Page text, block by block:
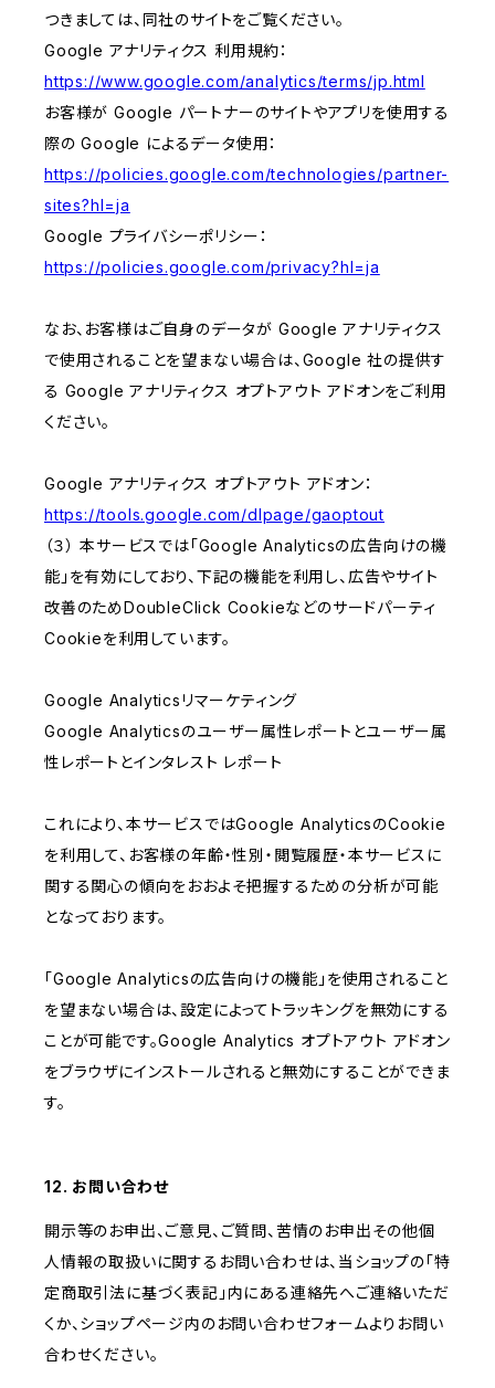
つきましては、同社のサイトをご覧ください。
Google アナリティクス 利用規約：
https://www.google.com/analytics/terms/jp.html
お客様が Google パートナーのサイトやアプリを使用する
際の Google によるデータ使用：
https://policies.google.com/technologies/partner-
sites?hl=ja
Google プライバシーポリシー：
https://policies.google.com/privacy?hl=ja
なお、お客様はご自身のデータが Google アナリティクス
で使用されることを望まない場合は、Google 社の提供す
る Google アナリティクス オプトアウト アドオンをご利用
ください。
Google アナリティクス オプトアウト アドオン：
https://tools.google.com/dlpage/gaoptout
（３） 本サービスでは「Google Analyticsの広告向けの機
能」を有効にしており、下記の機能を利用し、広告やサイト
改善のためDoubleClick Cookieなどのサードパーティ
Cookieを利用しています。
Google Analyticsリマーケティング
Google Analyticsのユーザー属性レポートとユーザー属
性レポートとインタレスト レポート
これにより、本サービスではGoogle AnalyticsのCookie
を利用して、お客様の年齢・性別・閲覧履歴・本サービスに
関する関心の傾向をおおよそ把握するための分析が可能
となっております。
「Google Analyticsの広告向けの機能」を使用されること
を望まない場合は、設定によってトラッキングを無効にする
ことが可能です。Google Analytics オプトアウト アドオン
をブラウザにインストールされると無効にすることができま
す。
12. お問い合わせ
開示等のお申出、ご意見、ご質問、苦情のお申出その他個
人情報の取扱いに関するお問い合わせは、当ショップの「特
定商取引法に基づく表記」内にある連絡先へご連絡いただ
くか、ショップページ内のお問い合わせフォームよりお問い
合わせください。